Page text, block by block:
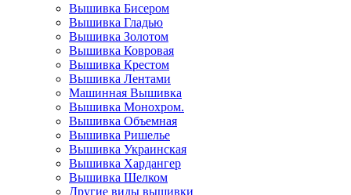
Вышивка Бисером
Вышивка Гладью
Вышивка Золотом
Вышивка Ковровая
Вышивка Крестом
Вышивка Лентами
Машинная Вышивка
Вышивка Монохром.
Вышивка Объемная
Вышивка Ришелье
Вышивка Украинская
Вышивка Хардангер
Вышивка Шелком
Другие виды вышивки